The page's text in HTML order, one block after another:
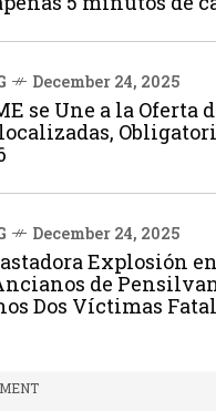
December 24, 2025
se Une a la Oferta
December 24, 2025
Explosión
de
Dos Víctimas